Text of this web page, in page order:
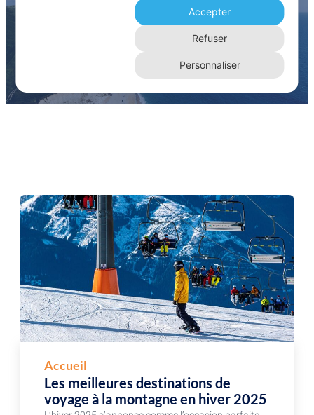
Mont-Blanc
Home
Accueil
Les meilleures destinations de
voyage à la montagne en hiver 2025
Accepter
Refuser
Personnaliser